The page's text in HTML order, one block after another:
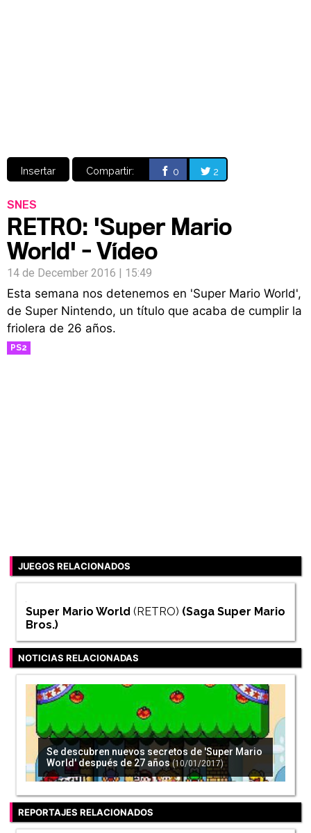
Insertar Compartir: 0 2
SNES
RETRO: 'Super Mario
World' - Vídeo
14 de December 2016 | 15:49
Esta semana nos detenemos en 'Super Mario World',
de Super Nintendo, un título que acaba de cumplir la
friolera de 26 años.
PS2
JUEGOS RELACIONADOS
Super Mario World (RETRO) (Saga Super Mario
Bros.)
NOTICIAS RELACIONADAS
Se descubren nuevos secretos de 'Super Mario
World' después de 27 años (10/01/2017)
REPORTAJES RELACIONADOS